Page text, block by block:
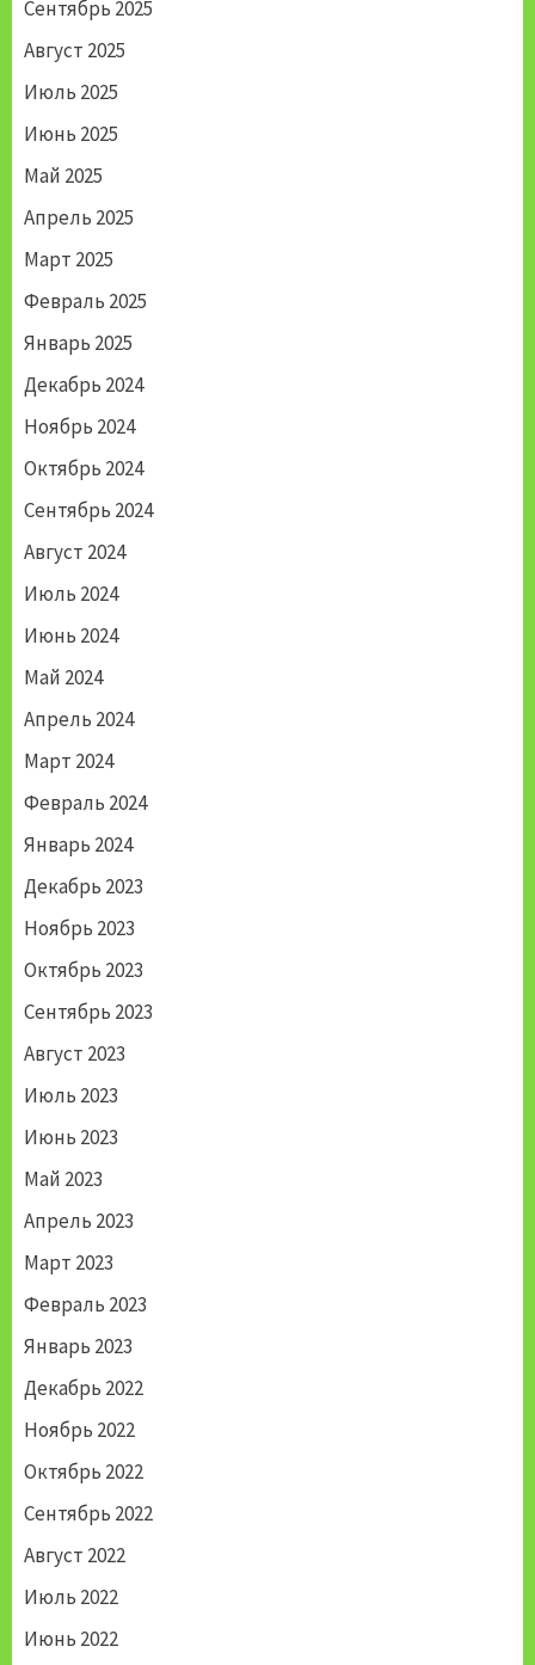
Сентябрь 2025
Август 2025
Июль 2025
Июнь 2025
Май 2025
Апрель 2025
Март 2025
Февраль 2025
Январь 2025
Декабрь 2024
Ноябрь 2024
Октябрь 2024
Сентябрь 2024
Август 2024
Июль 2024
Июнь 2024
Май 2024
Апрель 2024
Март 2024
Февраль 2024
Январь 2024
Декабрь 2023
Ноябрь 2023
Октябрь 2023
Сентябрь 2023
Август 2023
Июль 2023
Июнь 2023
Май 2023
Апрель 2023
Март 2023
Февраль 2023
Январь 2023
Декабрь 2022
Ноябрь 2022
Октябрь 2022
Сентябрь 2022
Август 2022
Июль 2022
Июнь 2022